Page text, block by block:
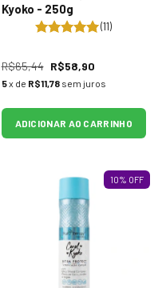
Kyoko - 250g
(11)
R$65,44 R$58,90
5x de R$11,78 sem juros
ADICIONAR AO CARRINHO
10% OFF